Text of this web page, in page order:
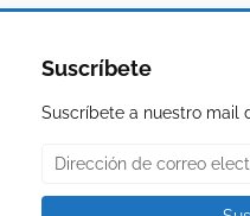
Suscríbete
Suscríbete a nuestro mail